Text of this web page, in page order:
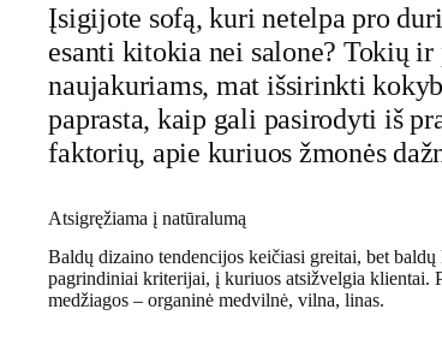
Įsigijote sofą, kuri netelpa pro
esanti kitokia nei salone? Tokių
naujakuriams, mat išsirinkti
paprasta, kaip gali pasirodyti iš
faktorių, apie kuriuos žmonės
Atsigręžiama į natūralumą
Baldų dizaino tendencijos keičiasi greitai, bet
pagrindiniai kriterijai, į kuriuos atsižvelgia klientai.
medžiagos – organinė medvilnė, vilna, linas.